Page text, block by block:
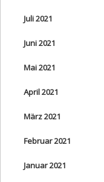
Juli 2021
Juni 2021
Mai 2021
April 2021
März 2021
Februar 2021
Januar 2021